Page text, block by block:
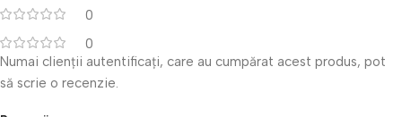
0
0
Numai clienții autentificați, care au cumpărat acest produs, pot
să scrie o recenzie.